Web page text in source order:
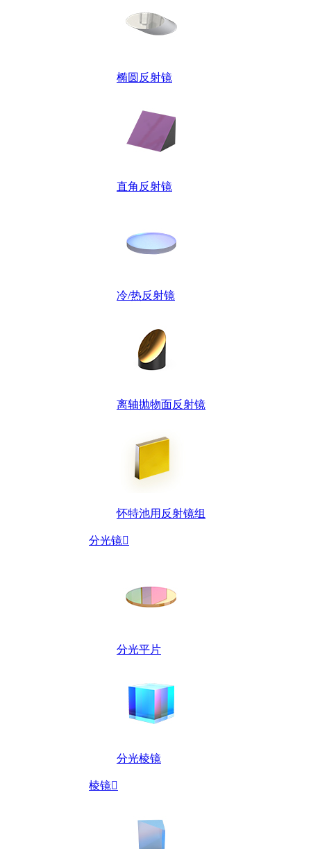
椭圆反射镜
直角反射镜
冷/热反射镜
离轴抛物面反射镜
怀特池用反射镜组
分光镜
分光平片
分光棱镜
棱镜